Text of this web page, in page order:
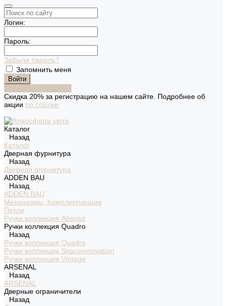
Логин:
Пароль:
Забыли пароль?
Запомнить меня
Скидка 20% за регистрацию на нашем сайте. Подробнее об
акции по ссылке
Каталог
Назад
Каталог
Дверная фурнитура
Назад
Дверная фурнитура
ADDEN BAU
Назад
ADDEN BAU
Механизмы, Комплектующие
Петли
Ручки коллекция Absolut
Ручки коллекция Quadro
Назад
Ручки коллекция Quadro
Ручки коллекции Spaceinnovation
Ручки коллекция Vintage
ARSENAL
Назад
ARSENAL
Дверные ограничители
Назад